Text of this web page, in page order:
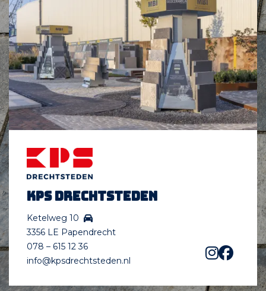
KPS Drechtsteden
Ketelweg 10
3356 LE Papendrecht
078 – 615 12 36
info@kpsdrechtsteden.nl